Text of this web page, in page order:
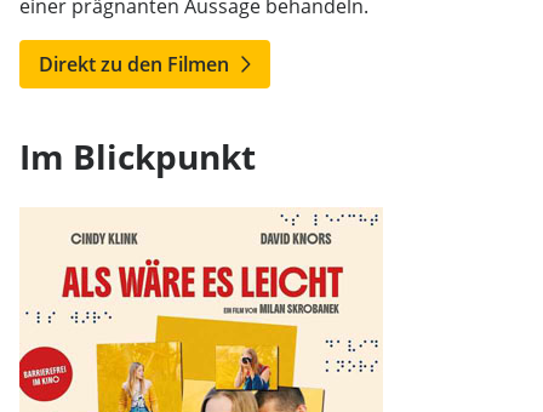
einer prägnanten Aussage behandeln.
Direkt zu den Filmen
Im Blickpunkt